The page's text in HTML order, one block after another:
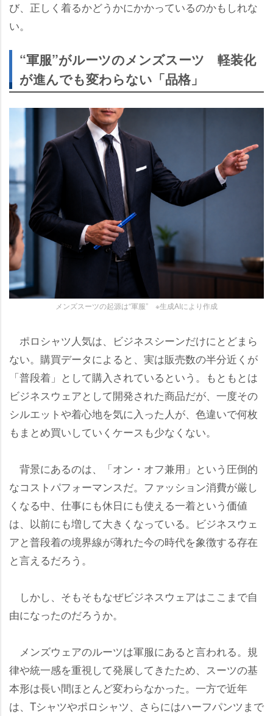
び、正しく着るかどうかにかかっているのかもしれな
い。
“軍服”がルーツのメンズスーツ 軽装化
が進んでも変わらない「品格」
メンズスーツの起源は“軍服” ※生成AIにより作成
ポロシャツ人気は、ビジネスシーンだけにとどまら
ない。購買データによると、実は販売数の半分近くが
「普段着」として購入されているという。もともとは
ビジネスウェアとして開発された商品だが、一度その
シルエットや着心地を気に入った人が、色違いで何枚
もまとめ買いしていくケースも少なくない。
背景にあるのは、「オン・オフ兼用」という圧倒的
なコストパフォーマンスだ。ファッション消費が厳し
くなる中、仕事にも休日にも使える一着という価値
は、以前にも増して大きくなっている。ビジネスウェ
アと普段着の境界線が薄れた今の時代を象徴する存在
と言えるだろう。
しかし、そもそもなぜビジネスウェアはここまで自
由になったのだろうか。
メンズウェアのルーツは軍服にあると言われる。規
律や統一感を重視して発展してきたため、スーツの基
本形は長い間ほとんど変わらなかった。一方で近年
は、Tシャツやポロシャツ、さらにはハーフパンツまで